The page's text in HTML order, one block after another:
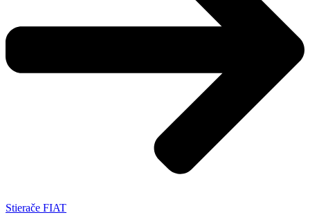
Stierače FIAT